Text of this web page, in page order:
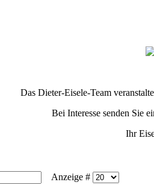
Das Dieter-Eisele-Team
Bei Interesse senden Sie
Ihr
Anzeige #